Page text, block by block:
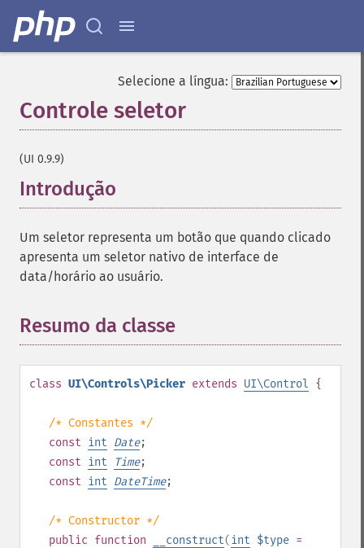
Selecione a língua:
Controle seletor
(UI 0.9.9)
Introdução
Um seletor representa um botão que quando clicado
apresenta um seletor nativo de interface de
data/horário ao usuário.
Resumo da classe
class UI\Controls\Picker extends UI\Control {
/* Constantes */
const int Date;
const int Time;
const int DateTime;
/* Constructor */
public function __construct(int $type =